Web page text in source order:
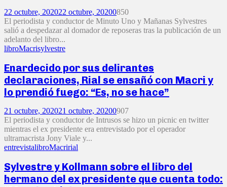
22 octubre, 202022 octubre, 20200850
El periodista y conductor de Minuto Uno y Mañanas Sylvestres
salió a despedazar al domador de reposeras tras la publicación de un
adelanto del libro...
libroMacrisylvestre
Enardecido por sus delirantes
declaraciones, Rial se ensañó con Macri y
lo prendió fuego: “Es, no se hace”
21 octubre, 202021 octubre, 20200907
El periodista y conductor de Intrusos se hizo un picnic en twitter
mientras el ex presidente era entrevistado por el operador
ultramacrista Jony Viale y...
entrevistalibroMacririal
Sylvestre y Kollmann sobre el libro del
hermano del ex presidente que cuenta todo: